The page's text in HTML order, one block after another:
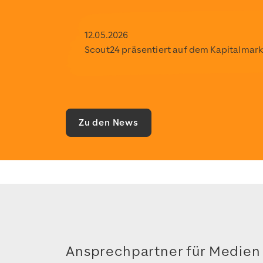
12.05.2026
Scout24 präsentiert auf dem
Zu den News
Ansprechpartner für Medien